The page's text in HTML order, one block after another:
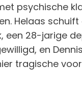
psychische
Helaas schuift
een 28-jarige
en
tragische